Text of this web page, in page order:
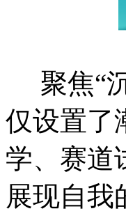
聚焦“沉
仅设置了
学、赛道
展现自我